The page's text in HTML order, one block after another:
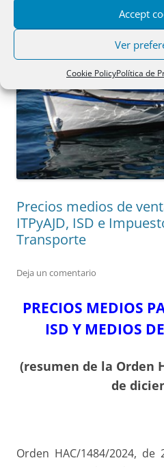
Accept
Ver
Cookie PolicyPolítica de
Precios medios de
ITPyAJD, ISD e
Transporte
Deja un comentario
PRECIOS MEDIOS
ISD Y MEDIOS
(resumen de la Orden
de
Orden HAC/1484/2024,